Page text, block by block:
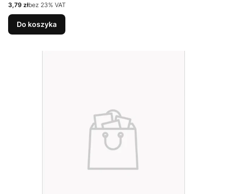
Cena netto
3,79 złbez 23% VAT
Do koszyka